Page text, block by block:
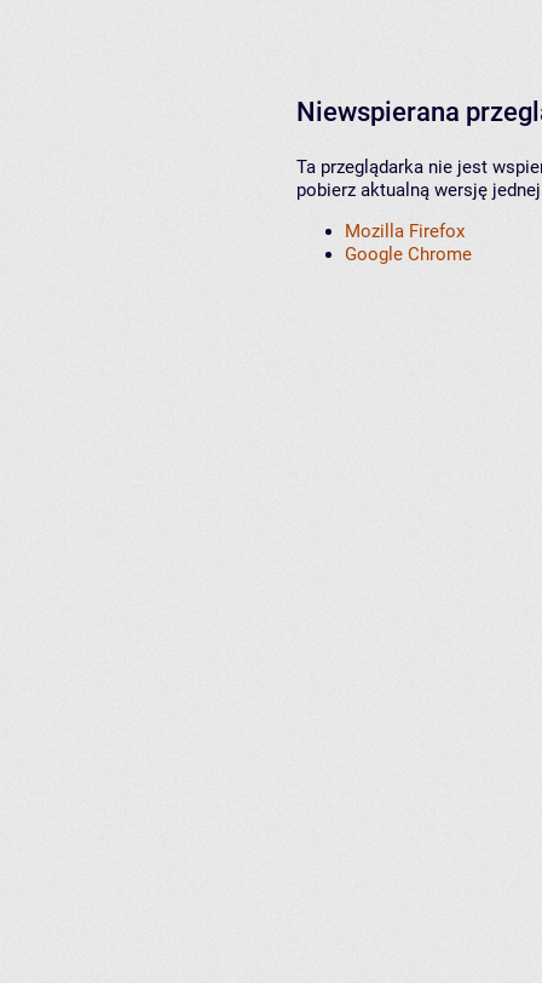
Niewspierana
Ta przeglądarka nie jest
pobierz aktualną wersję
Mozilla Firefox
Google Chrome